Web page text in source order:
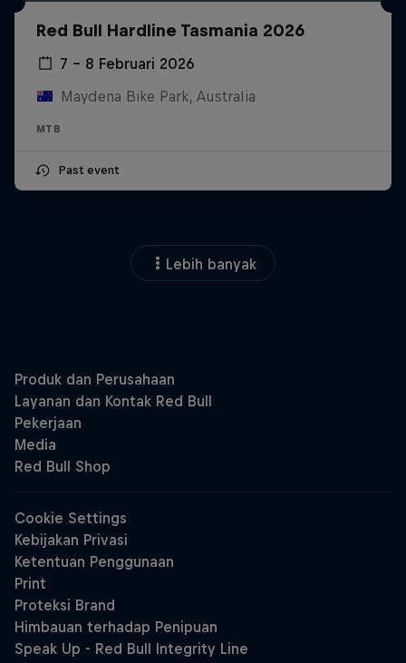
Red Bull Hardline Tasmania 2026
7 – 8 Februari 2026
Maydena Bike Park, Australia
MTB
Past event
Lebih banyak